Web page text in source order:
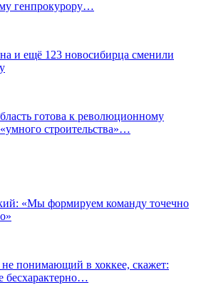
генпрокурору…
и ещё 123 новосибирца сменили
готова к революционному
строительства»…
«Мы формируем команду точечно
не понимающий в хоккее, скажет:
бесхарактерно…